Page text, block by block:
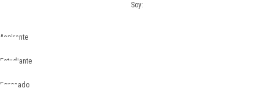
Soy:
Aspirante
Estudiante
Egresado